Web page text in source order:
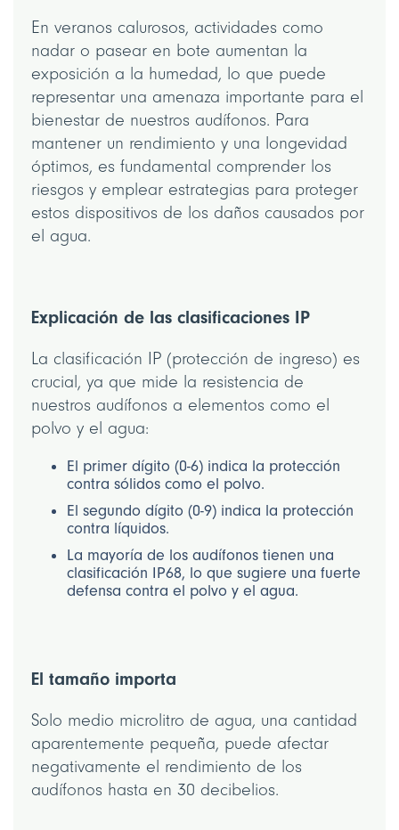
En veranos calurosos, actividades como
nadar o pasear en bote aumentan la
exposición a la humedad, lo que puede
representar una amenaza importante para el
bienestar de nuestros audífonos. Para
mantener un rendimiento y una longevidad
óptimos, es fundamental comprender los
riesgos y emplear estrategias para proteger
estos dispositivos de los daños causados por
el agua.
Explicación de las clasificaciones IP
La clasificación IP (protección de ingreso) es
crucial, ya que mide la resistencia de
nuestros audífonos a elementos como el
polvo y el agua:
El primer dígito (0-6) indica la protección
contra sólidos como el polvo.
El segundo dígito (0-9) indica la protección
contra líquidos.
La mayoría de los audífonos tienen una
clasificación IP68, lo que sugiere una fuerte
defensa contra el polvo y el agua.
El tamaño importa
Solo medio microlitro de agua, una cantidad
aparentemente pequeña, puede afectar
negativamente el rendimiento de los
audífonos hasta en 30 decibelios.